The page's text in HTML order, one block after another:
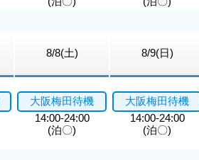
8/8(土) 8/9(日)
大阪梅田待機
14:00-24:00
(泊〇)
大阪梅田待機
14:00-24:00
(泊〇)